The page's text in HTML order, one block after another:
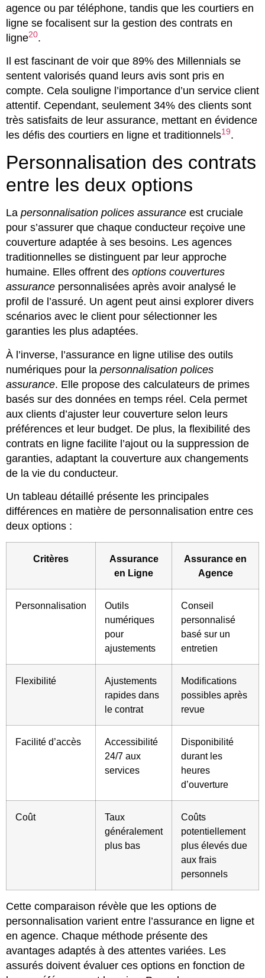
agence ou par téléphone, tandis que les courtiers en
ligne se focalisent sur la gestion des contrats en
ligne20.
Il est fascinant de voir que 89% des Millennials se
sentent valorisés quand leurs avis sont pris en
compte. Cela souligne l’importance d’un service client
attentif. Cependant, seulement 34% des clients sont
très satisfaits de leur assurance, mettant en évidence
les défis des courtiers en ligne et traditionnels19.
Personnalisation des contrats
entre les deux options
La personnalisation polices assurance est cruciale
pour s’assurer que chaque conducteur reçoive une
couverture adaptée à ses besoins. Les agences
traditionnelles se distinguent par leur approche
humaine. Elles offrent des options couvertures
assurance personnalisées après avoir analysé le
profil de l’assuré. Un agent peut ainsi explorer divers
scénarios avec le client pour sélectionner les
garanties les plus adaptées.
À l’inverse, l’assurance en ligne utilise des outils
numériques pour la personnalisation polices
assurance. Elle propose des calculateurs de primes
basés sur des données en temps réel. Cela permet
aux clients d’ajuster leur couverture selon leurs
préférences et leur budget. De plus, la flexibilité des
contrats en ligne facilite l’ajout ou la suppression de
garanties, adaptant la couverture aux changements
de la vie du conducteur.
Un tableau détaillé présente les principales
différences en matière de personnalisation entre ces
deux options :
Critères
Assurance
en Ligne
Assurance en
Agence
Personnalisation
Outils
numériques
pour
ajustements
Conseil
personnalisé
basé sur un
entretien
Flexibilité
Ajustements
rapides dans
le contrat
Modifications
possibles après
revue
Facilité d’accès
Accessibilité
24/7 aux
services
Disponibilité
durant les
heures
d’ouverture
Coût
Taux
généralement
plus bas
Coûts
potentiellement
plus élevés due
aux frais
personnels
Cette comparaison révèle que les options de
personnalisation varient entre l’assurance en ligne et
en agence. Chaque méthode présente des
avantages adaptés à des attentes variées. Les
assurés doivent évaluer ces options en fonction de